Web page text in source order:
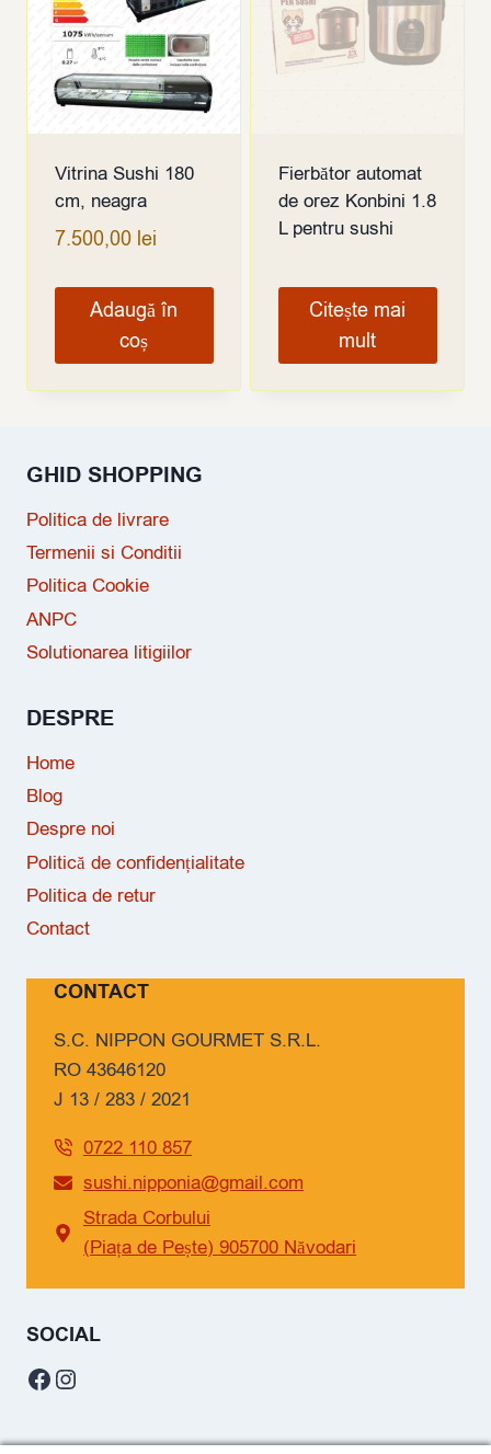
Vitrina Sushi 180
cm, neagra
7.500,00 lei
Adaugă în
coș
Fierbător automat
de orez Konbini 1.8
L pentru sushi
Citește mai
mult
GHID SHOPPING
Politica de livrare
Termenii si Conditii
Politica Cookie
ANPC
Solutionarea litigiilor
DESPRE
Home
Blog
Despre noi
Politică de confidențialitate
Politica de retur
Contact
CONTACT
S.C. NIPPON GOURMET S.R.L.
RO 43646120
J 13 / 283 / 2021
0722 110 857
sushi.nipponia@gmail.com
Strada Corbului
(Piața de Pește) 905700 Năvodari
SOCIAL
Facebook
Instagram